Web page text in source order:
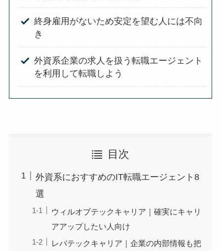
終身雇用がないため安定を望む人には不向
き
外資系企業の求人を扱う転職エージェント
を利用して転職しよう
目次
外資系におすすめのIT転職エージェント8
選
ウィルオブテックキャリア｜確実にキャリ
アアップしたい人向け
レバテックキャリア｜企業の内部情報も把